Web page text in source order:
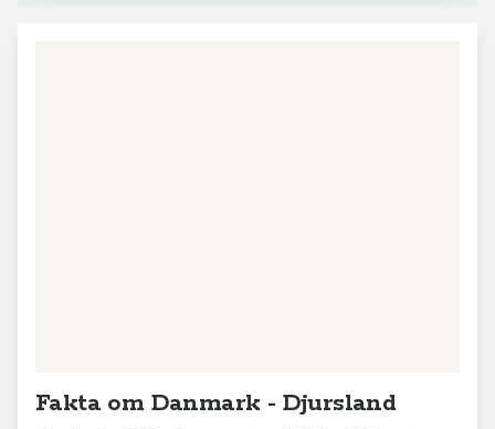
Fakta om Danmark - Djursland